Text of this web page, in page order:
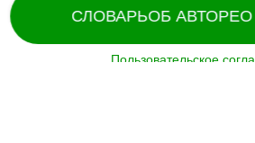
СЛОВАРЬОБ АВТОРЕО
Пользовательское